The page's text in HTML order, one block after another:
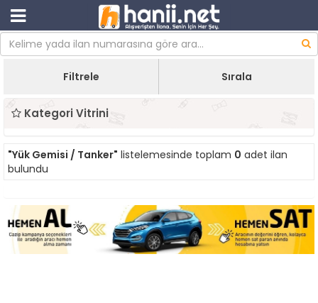
Filtrele Sırala
Kategori Vitrini
"Yük Gemisi / Tanker" listelemesinde toplam 0 adet ilan
bulundu